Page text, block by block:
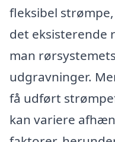
fleksibel
det eksisterende
man
udgravninger.
få udført
kan variere